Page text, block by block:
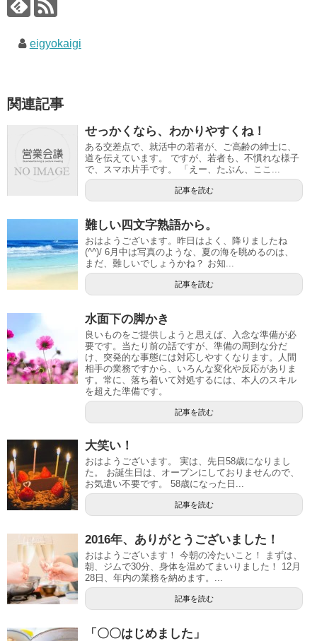
eigyokaigi
関連記事
せっかくなら、わかりやすくね！
ある交差点で、就活中の若者が、ご高齢の紳士に、
道を伝えています。 ですが、若者も、不慣れな様子
で、スマホ片手です。 「えー、たぶん、ここ...
記事を読む
難しい四文字熟語から。
おはようございます。昨日はよく、降りましたね
(^^)/ 6月中は写真のような、夏の海を眺めるのは、
まだ、難しいでしょうかね？ お知...
記事を読む
水面下の脚かき
良いものをご提供しようと思えば、入念な準備が必
要です。当たり前の話ですが、準備の周到な分だ
け、突発的な事態には対応しやすくなります。人間
相手の業務ですから、いろんな変化や反応がありま
す。常に、落ち着いて対処するには、本人のスキル
を超えた準備です。
記事を読む
大笑い！
おはようございます。 実は、先日58歳になりまし
た。 お誕生日は、オープンにしておりませんので、
お気遣い不要です。 58歳になった日...
記事を読む
2016年、ありがとうございました！
おはようございます！ 今朝の冷たいこと！ まずは、
朝、ジムで30分、身体を温めてまいりました！ 12月
28日、年内の業務を納めます。...
記事を読む
「〇〇はじめました」